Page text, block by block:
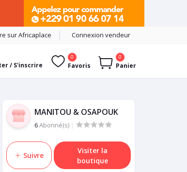
sur Africaplace Connexion vendeur
/ S'inscrire
0
Favoris
0
Panier
MANITOU & OSAPOUK
6Abonné(s) |
Suivre
Visiter la
boutique